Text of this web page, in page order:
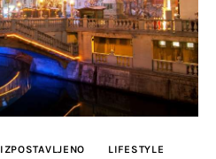
IZPOSTAVLJENO
LIFESTYLE